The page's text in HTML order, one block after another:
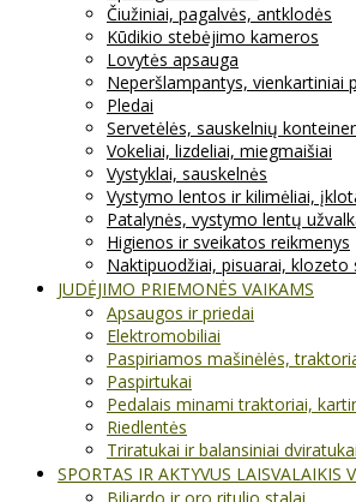
Čiužiniai, pagalvės, antklodės
Kūdikio stebėjimo kameros
Lovytės apsauga
Neperšlampantys, vienkartiniai
Pledai
Servetėlės, sauskelnių
Vokeliai, lizdeliai, miegmaišiai
Vystyklai, sauskelnės
Vystymo lentos ir kilimėliai,
Patalynės, vystymo lentų
Higienos ir sveikatos reikmenys
Naktipuodžiai, pisuarai, klozeto
JUDĖJIMO PRIEMONĖS VAIKAMS
Apsaugos ir priedai
Elektromobiliai
Paspiriamos mašinėlės,
Paspirtukai
Pedalais minami traktoriai,
Riedlentės
Triratukai ir balansiniai dviratukai
SPORTAS IR AKTYVUS LAISVALAIKIS
Biliardo ir oro ritulio stalai